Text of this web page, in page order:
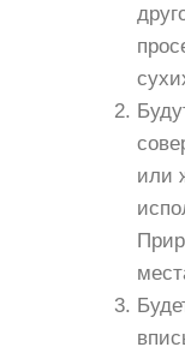
или